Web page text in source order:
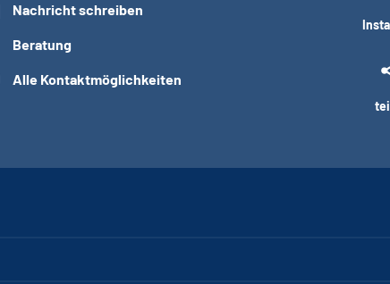
Nachricht schreiben
Beratung
Alle Kontaktmöglichkeiten